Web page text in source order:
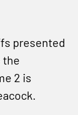
presented
the
2 is